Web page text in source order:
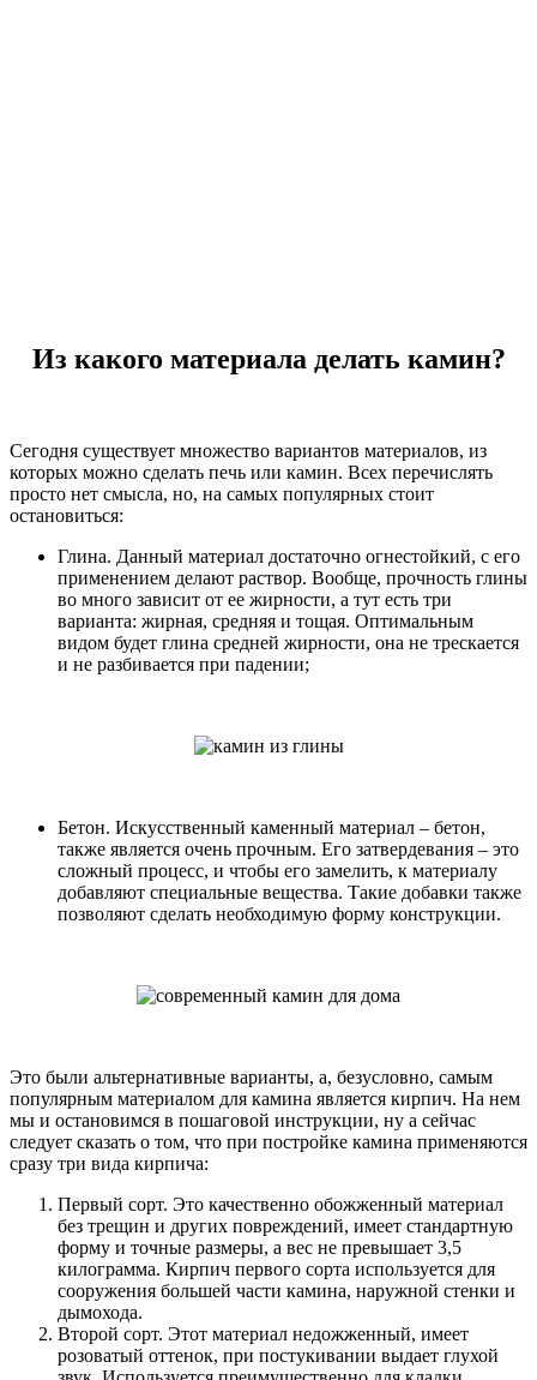
Из какого материала делать камин?
Сегодня существует множество вариантов материалов, из
которых можно сделать печь или камин. Всех перечислять
просто нет смысла, но, на самых популярных стоит
остановиться:
Глина. Данный материал достаточно огнестойкий, с его
применением делают раствор. Вообще, прочность глины
во много зависит от ее жирности, а тут есть три
варианта: жирная, средняя и тощая. Оптимальным
видом будет глина средней жирности, она не трескается
и не разбивается при падении;
Бетон. Искусственный каменный материал – бетон,
также является очень прочным. Его затвердевания – это
сложный процесс, и чтобы его замелить, к материалу
добавляют специальные вещества. Такие добавки также
позволяют сделать необходимую форму конструкции.
Это были альтернативные варианты, а, безусловно, самым
популярным материалом для камина является кирпич. На нем
мы и остановимся в пошаговой инструкции, ну а сейчас
следует сказать о том, что при постройке камина применяются
сразу три вида кирпича:
Первый сорт. Это качественно обожженный материал
без трещин и других повреждений, имеет стандартную
форму и точные размеры, а вес не превышает 3,5
килограмма. Кирпич первого сорта используется для
сооружения большей части камина, наружной стенки и
дымохода.
Второй сорт. Этот материал недожженный, имеет
розоватый оттенок, при постукивании выдает глухой